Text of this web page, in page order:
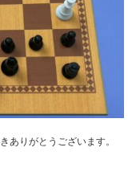
ありがとうございます。